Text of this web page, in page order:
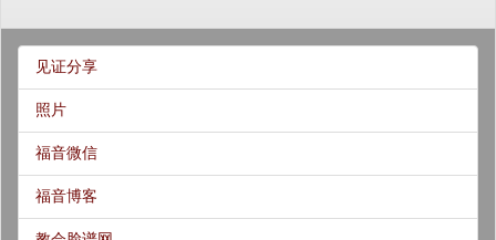
见证分享
照片
福音微信
福音博客